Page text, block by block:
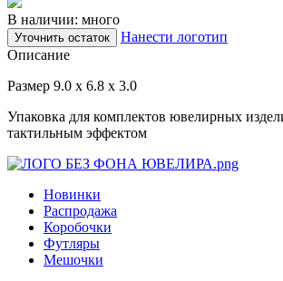
В наличии: много
Уточнить остаток
Нанести логотип
Описание
Размер 9.0 х 6.8 х 3.0
Упаковка для комплектов ювелирных
тактильным эффектом
Новинки
Распродажа
Коробочки
Футляры
Мешочки